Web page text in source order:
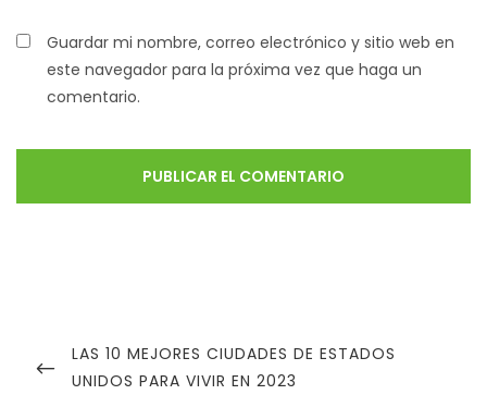
Guardar mi nombre, correo electrónico y sitio web en
este navegador para la próxima vez que haga un
comentario.
LAS 10 MEJORES CIUDADES DE ESTADOS
UNIDOS PARA VIVIR EN 2023